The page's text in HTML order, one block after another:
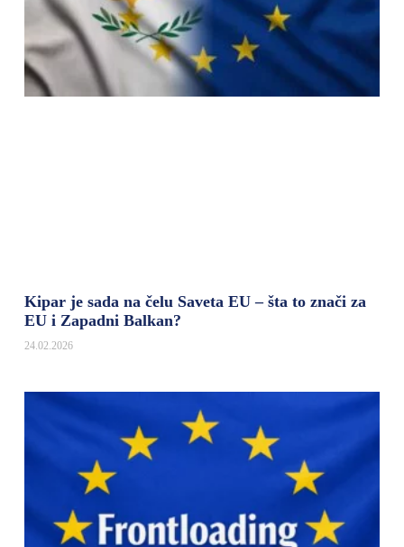
Kipar je sada na čelu Saveta EU – šta to znači za
EU i Zapadni Balkan?
24.02.2026